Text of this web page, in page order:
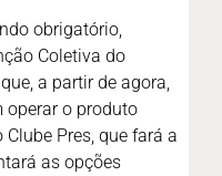
obrigatório,
Coletiva do
a partir de agora,
operar o produto
Pres, que fará a
as opções